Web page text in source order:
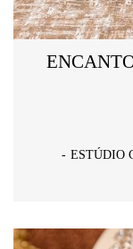
ESTÚDIO